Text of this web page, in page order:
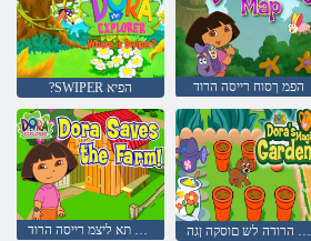
?SWIPER הפיא הפמ ךסוח רייסה הרוד
הווחה תא ליצמ רייסה הרוד הרוד רקוחה לש הרודה לש םוסקה ןגה